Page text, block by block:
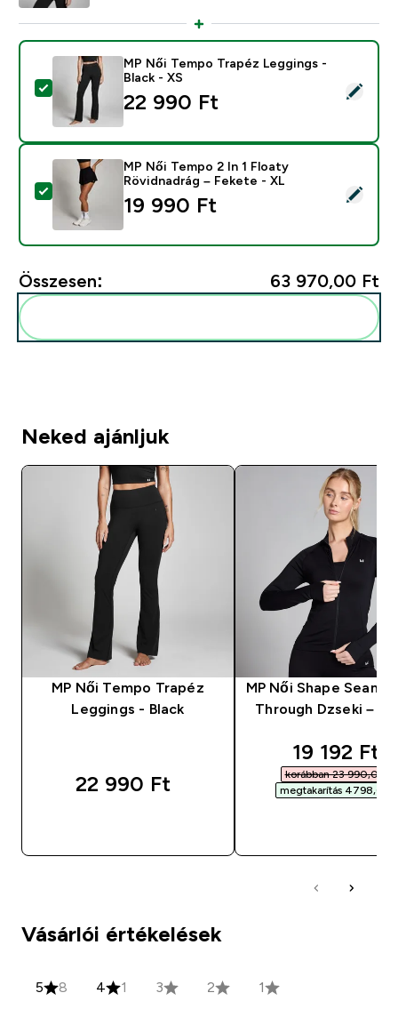
Termék kiválasztása - MP Női Tempo Trapéz Leggings
MP Női Tempo Trapéz Leggings -
Black - XS
22 990 Ft‎
Termék kiválasztása - MP Női Tempo 2 In 1 Floaty
MP Női Tempo 2 In 1 Floaty
Rövidnadrág – Fekete - XL
19 990 Ft‎
Összesen: 63 970,00 Ft‎
Neked ajánljuk
MP Női Tempo Trapéz
Leggings - Black
22 990 Ft‎
MP Női Shape
Through Dzseki –
19 192 Ft‎
korábban 23 990,00 Ft‎
megtakarítás 4798,00
Vásárlói értékelések
5 8 4 1 3 2 1